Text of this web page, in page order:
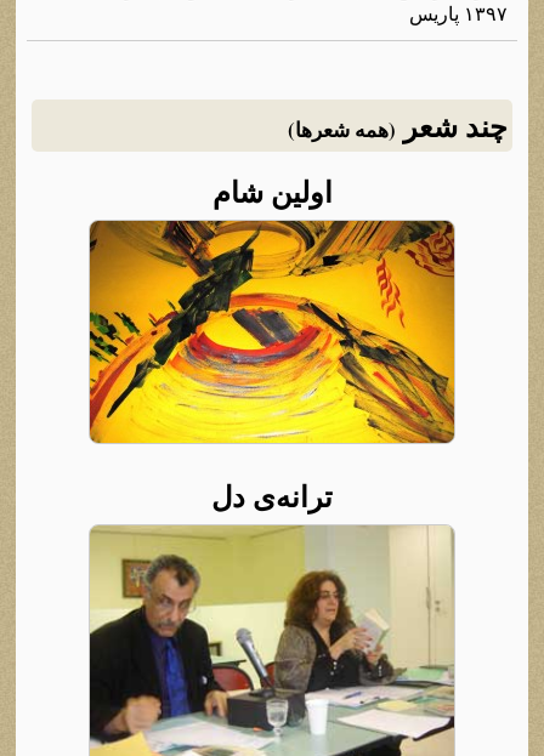
۱۳۹۷ پاریس
چند شعر (همه شعرها)
اولین شام
ترانه‌ی دل